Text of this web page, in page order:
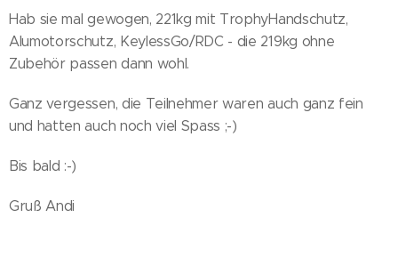
Hab sie mal gewogen, 221kg mit TrophyHandschutz,
Alumotorschutz, KeylessGo/RDC - die 219kg ohne
Zubehör passen dann wohl.
Ganz vergessen, die Teilnehmer waren auch ganz fein
und hatten auch noch viel Spass ;-)
Bis bald :-)
Gruß Andi